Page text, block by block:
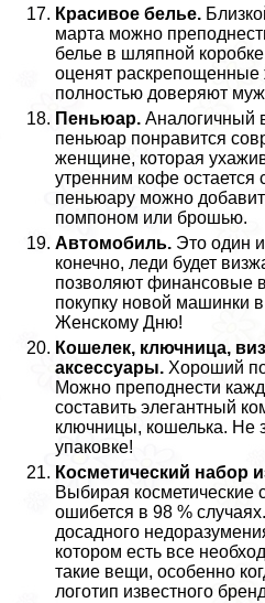
Красивое белье.
марта можно
белье в шляпной
оценят
полностью доверяют
Пеньюар. Аналогичный
пеньюар понравится
женщине, которая
утренним кофе остается
пеньюару можно
помпоном или брошью.
Автомобиль. Это один
конечно, леди будет
позволяют финансовые
покупку новой машинки
Женскому Дню!
Кошелек, ключница,
аксессуары. Хороший
Можно преподнести
составить элегантный
ключницы, кошелька. Не
упаковке!
Косметический набор
Выбирая косметические
ошибется в 98 %
досадного
котором есть все
такие вещи, особенно
логотип известного